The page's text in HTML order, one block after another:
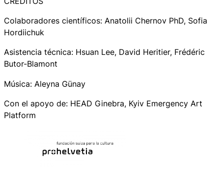
Colaboradores científicos: Anatolii Chernov PhD, Sofia
Hordiichuk
Asistencia técnica: Hsuan Lee, David Heritier, Frédéric
Butor-Blamont
Música: Aleyna Günay
Con el apoyo de: HEAD Ginebra, Kyiv Emergency Art
Platform